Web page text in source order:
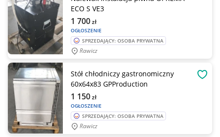
ECO S VE3
OGŁOSZENIE
1 700zł
SPRZEDAJĄCY: OSOBA PRYWATNA
Rawicz
Stół chłodniczy gastronomiczny
60x64x83 GPProduction
OGŁOSZENIE
1 150zł
SPRZEDAJĄCY: OSOBA PRYWATNA
Rawicz